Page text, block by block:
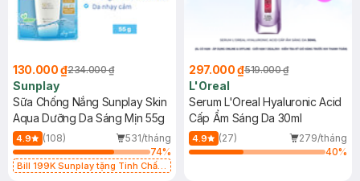
130.000 ₫234.000 ₫
Sunplay
Sữa Chống Nắng Sunplay Skin
Aqua Dưỡng Da Sáng Mịn 55g
4.9 (108)
531/tháng
74%
Bill 199K Sunplay tặng Tinh Chất
297.000 ₫519.000 ₫
L'Oreal
Serum L'Oreal Hyaluronic Acid
Cấp Ẩm Sáng Da 30ml
4.9 (27)
279/tháng
40%